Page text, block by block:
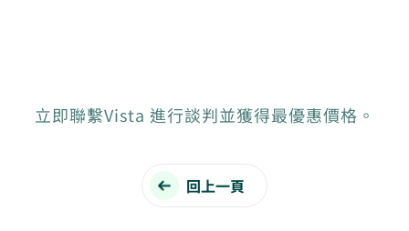
立即聯繫Vista 進行談判並獲得最優惠價格。
回上一頁